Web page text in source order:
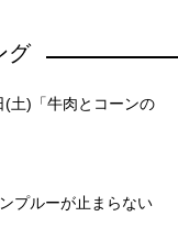
グ
(土)「牛肉とコーンの
プルーが止まらない